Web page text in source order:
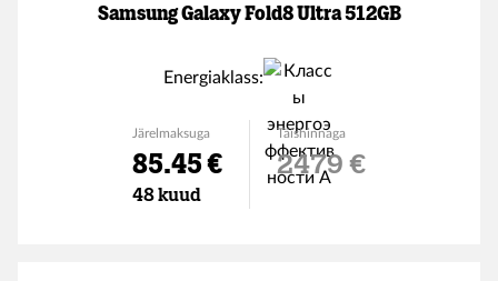
Samsung Galaxy Fold8 Ultra 512GB
Energiaklass:
Järelmaksuga
85.45 €
48 kuud
Täishinnaga
2479 €